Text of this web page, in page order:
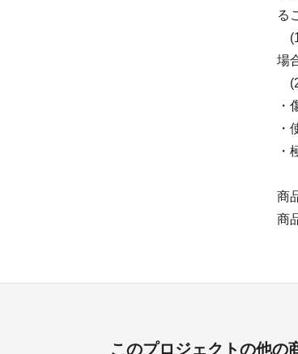
る
場
・
・
・
商
商
このプロジェクトの他の